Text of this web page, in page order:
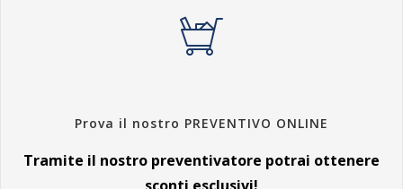
Prova il nostro PREVENTIVO ONLINE
Tramite il nostro preventivatore potrai ottenere